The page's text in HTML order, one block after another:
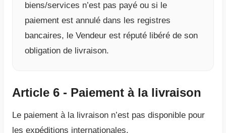
biens/services n’est pas payé ou si le
paiement est annulé dans les registres
bancaires, le Vendeur est réputé libéré de son
obligation de livraison.
Article 6 - Paiement à la livraison
Le paiement à la livraison n’est pas disponible pour
les expéditions internationales.